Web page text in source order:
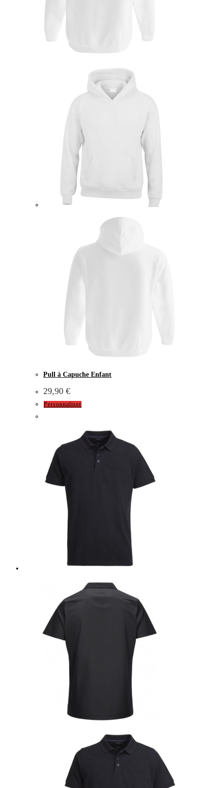
Pull à Capuche Enfant
29,90 €
Personnaliser